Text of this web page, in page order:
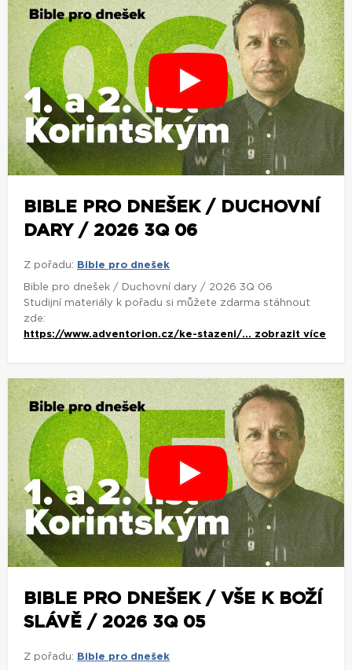
BIBLE PRO DNEŠEK / DUCHOVNÍ
DARY / 2026 3Q 06
Z pořadu: Bible pro dnešek
Bible pro dnešek / Duchovní dary / 2026 3Q 06
Studijní materiály k pořadu si můžete zdarma stáhnout
zde:
https://www.adventorion.cz/ke-stazeni/... zobrazit více
BIBLE PRO DNEŠEK / VŠE K BOŽÍ
SLÁVĚ / 2026 3Q 05
Z pořadu: Bible pro dnešek